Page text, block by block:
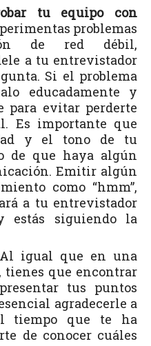
tu equipo con
problemas
de red débil,
a tu entrevistador
Si el problema
educadamente y
para evitar perderte
Es importante que
y el tono de tu
de que haya algún
Emitir algún
como “hmm”,
a tu entrevistador
estás siguiendo la
igual que en una
tienes que encontrar
tus puntos
agradecerle a
tiempo que te ha
de conocer cuáles